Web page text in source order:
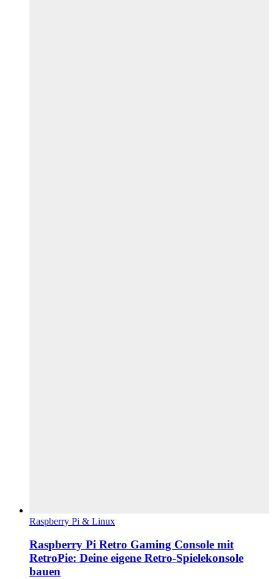
Raspberry Pi & Linux
Raspberry Pi Retro Gaming Console mit
RetroPie: Deine eigene Retro-Spielekonsole
bauen